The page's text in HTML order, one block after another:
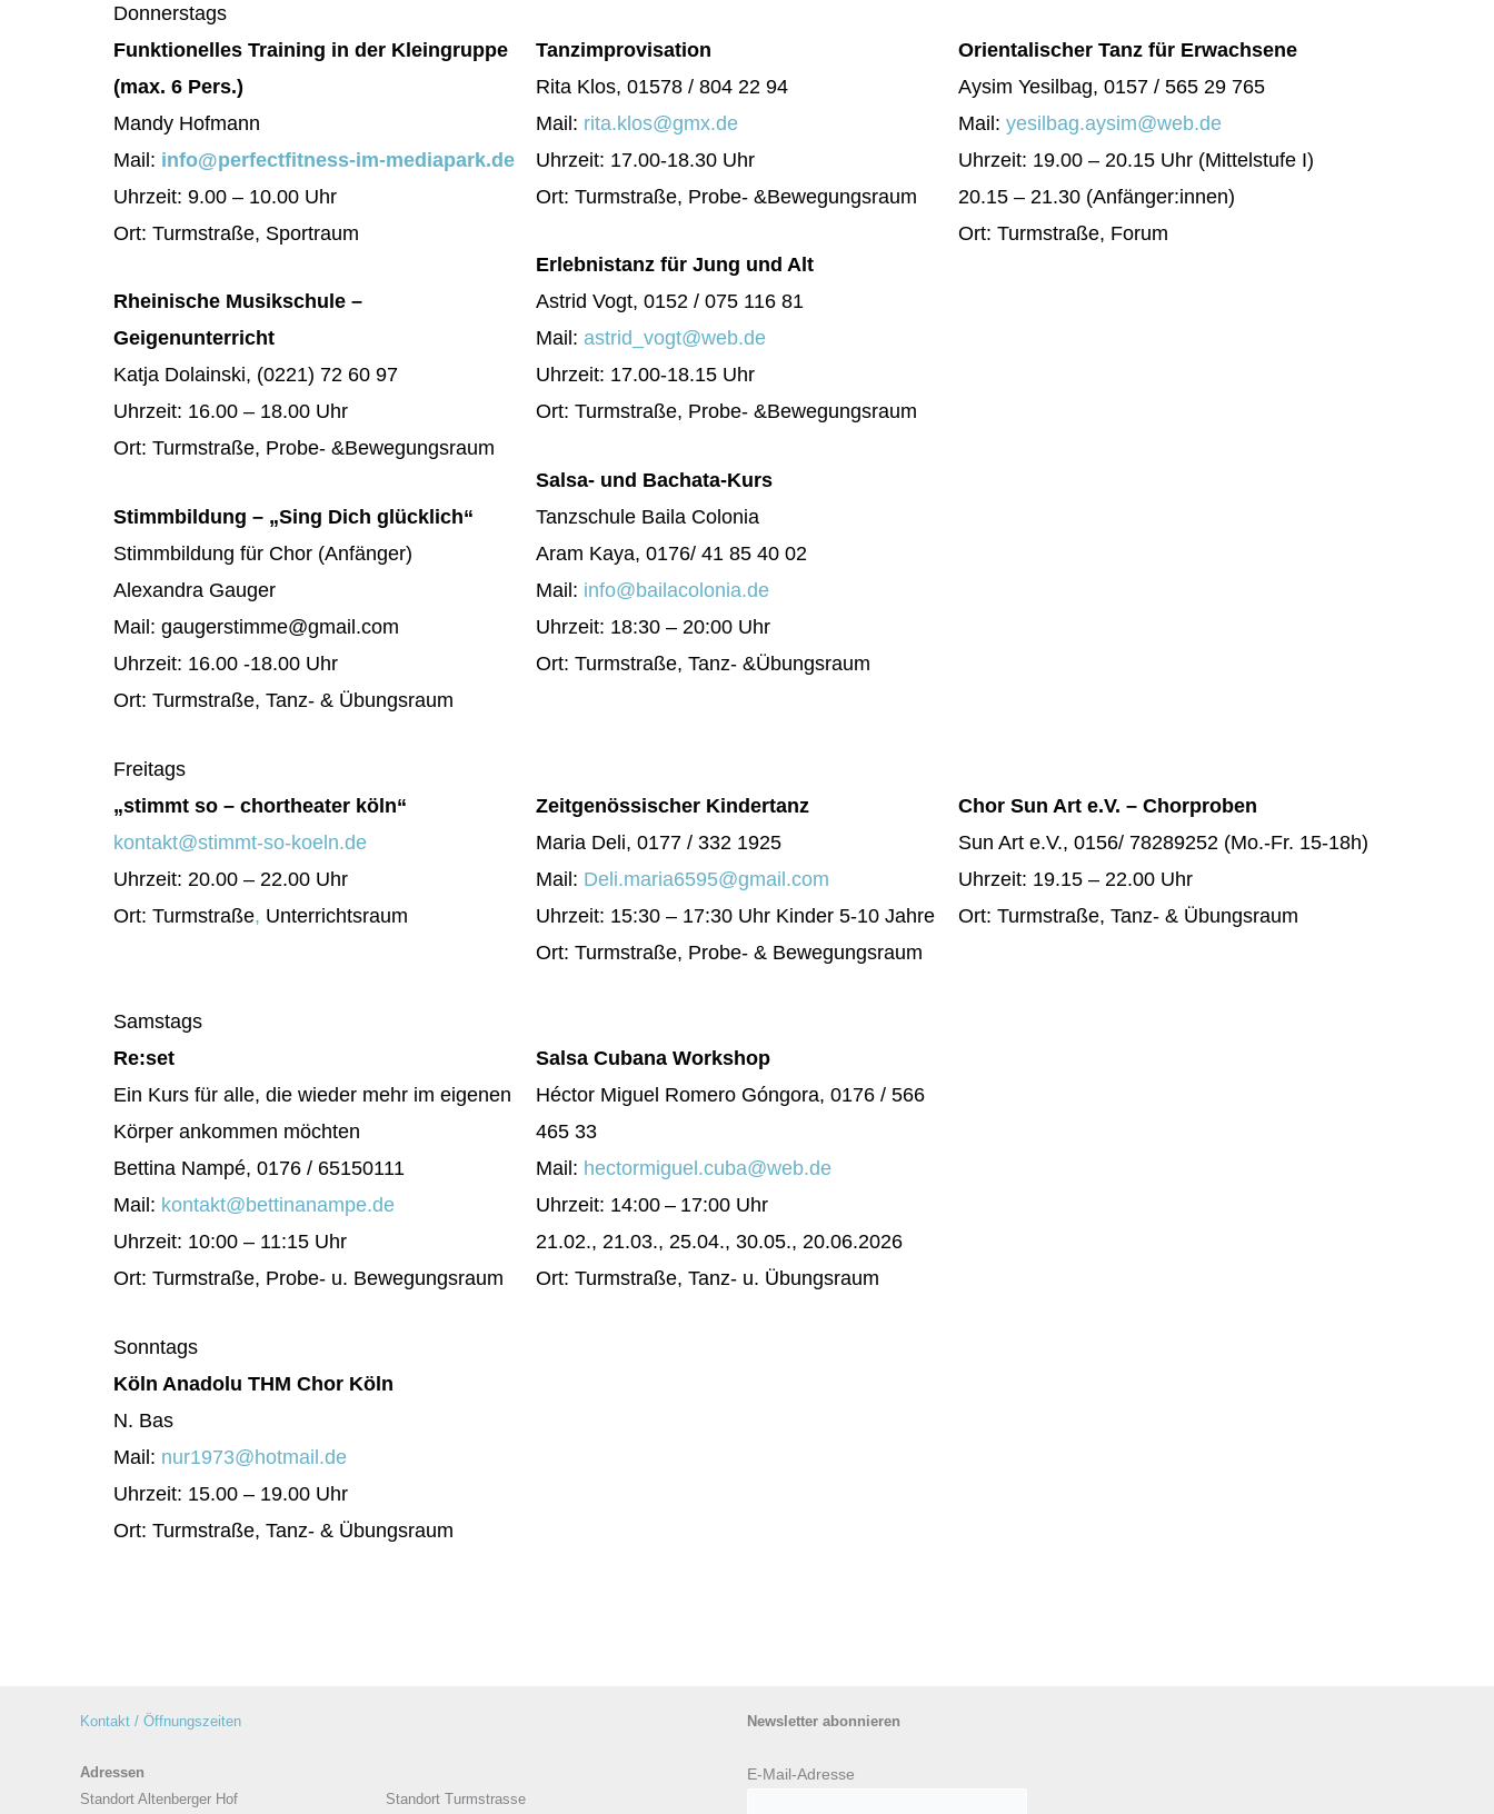
Donnerstags
Funktionelles Training in der Kleingruppe
(max. 6 Pers.)
Mandy Hofmann
Mail: info@perfectfitness-im-mediapark.de
Uhrzeit: 9.00 – 10.00 Uhr
Ort: Turmstraße, Sportraum
Rheinische Musikschule –
Geigenunterricht
Katja Dolainski, (0221) 72 60 97
Uhrzeit: 16.00 – 18.00 Uhr
Ort: Turmstraße, Probe- &Bewegungsraum
Stimmbildung – „Sing Dich glücklich“
Stimmbildung für Chor (Anfänger)
Alexandra Gauger
Mail: gaugerstimme@gmail.com
Uhrzeit: 16.00 -18.00 Uhr
Ort: Turmstraße, Tanz- & Übungsraum
Tanzimprovisation
Rita Klos, 01578 / 804 22 94
Mail: rita.klos@gmx.de
Uhrzeit: 17.00-18.30 Uhr
Ort: Turmstraße, Probe- &Bewegungsraum
Erlebnistanz für Jung und Alt
Astrid Vogt, 0152 / 075 116 81
Mail: astrid_vogt@web.de
Uhrzeit: 17.00-18.15 Uhr
Ort: Turmstraße, Probe- &Bewegungsraum
Salsa- und Bachata-Kurs
Tanzschule Baila Colonia
Aram Kaya, 0176/ 41 85 40 02
Mail: info@bailacolonia.de
Uhrzeit: 18:30 – 20:00 Uhr
Ort: Turmstraße, Tanz- &Übungsraum
Orientalischer Tanz für Erwachsene
Aysim Yesilbag, 0157 / 565 29 765
Mail: yesilbag.aysim@web.de
Uhrzeit: 19.00 – 20.15 Uhr (Mittelstufe I)
20.15 – 21.30 (Anfänger:innen)
Ort: Turmstraße, Forum
Freitags
„stimmt so – chortheater köln“
kontakt@stimmt-so-koeln.de
Uhrzeit: 20.00 – 22.00 Uhr
Ort: Turmstraße, Unterrichtsraum
Zeitgenössischer Kindertanz
Maria Deli, 0177 / 332 1925
Mail: Deli.maria6595@gmail.com
Uhrzeit: 15:30 – 17:30 Uhr Kinder 5-10 Jahre
Ort: Turmstraße, Probe- & Bewegungsraum
Chor Sun Art e.V. – Chorproben
Sun Art e.V., 0156/ 78289252 (Mo.-Fr. 15-18h)
Uhrzeit: 19.15 – 22.00 Uhr
Ort: Turmstraße, Tanz- & Übungsraum
Samstags
Re:set
Ein Kurs für alle, die wieder mehr im eigenen
Körper ankommen möchten
Bettina Nampé, 0176 / 65150111
Mail: kontakt@bettinanampe.de
Uhrzeit: 10:00 – 11:15 Uhr
Ort: Turmstraße, Probe- u. Bewegungsraum
Salsa Cubana Workshop
Héctor Miguel Romero Góngora, 0176 / 566
465 33
Mail: hectormiguel.cuba@web.de
Uhrzeit: 14:00 – 17:00 Uhr
21.02., 21.03., 25.04., 30.05., 20.06.2026
Ort: Turmstraße, Tanz- u. Übungsraum
Sonntags
Köln Anadolu THM Chor Köln
N. Bas
Mail: nur1973@hotmail.de
Uhrzeit: 15.00 – 19.00 Uhr
Ort: Turmstraße, Tanz- & Übungsraum
Kontakt / Öffnungszeiten
Adressen
Standort Altenberger Hof
Standort Turmstrasse
Newsletter abonnieren
E-Mail-Adresse